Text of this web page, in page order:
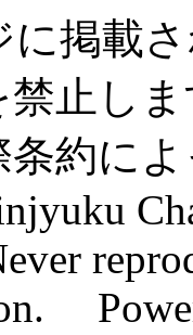
に掲載
止し
約に